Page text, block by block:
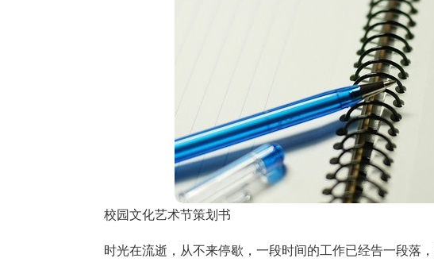
校园文化艺术节策划书
时光在流逝，从不来停歇，一段时间的工作已经告一段落